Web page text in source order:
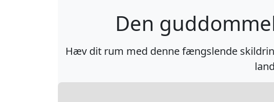
Den
Hæv dit rum med denne fængslende